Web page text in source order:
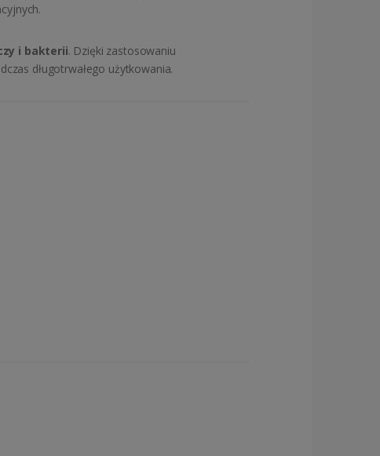
i bakterii. Dzięki zastosowaniu
długotrwałego użytkowania.